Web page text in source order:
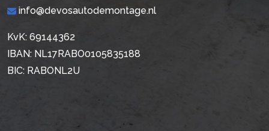
info@devosautodemontage.nl
KvK: 69144362
IBAN: NL17RABO0105835188
BIC: RABONL2U